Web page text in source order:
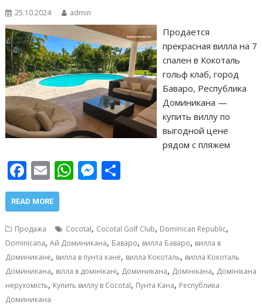
25.10.2024 admin
Продается
прекрасная вилла на 7
спален в Кокоталь
гольф клаб, город
Баваро, Республика
Доминикана —
купить виллу по
выгодной цене
рядом с пляжем
F
ac
e
b
o
o
k
E
m
ai
W
s
A
p
p
M
e
n
g
er
р
а
в
и
READ MORE
Продажа Cocotal, Cocotal Golf Club, Dominican Republic,
Dominicana,Ай Доминикана, Баваро, вилла Баваро, вилла в
Доминикане, вилла в пунта кане, вилла Кокоталь, вилла Кокоталь
Доминикана, вілла в домінікані, Доминикана, Домінікана, Домінікана
нерухомість, Купить виллу в Cocotal, Пунта Кана, Республика
Доминикана